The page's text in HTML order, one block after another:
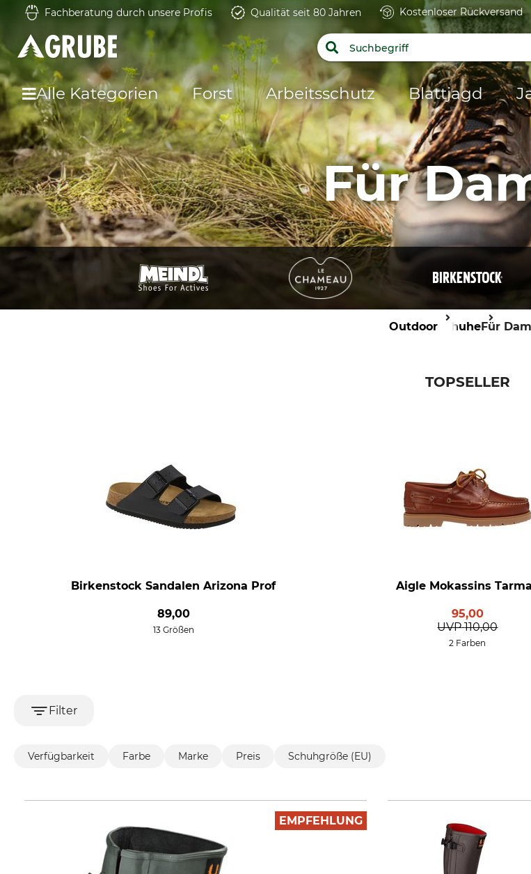
Fachberatung durch unsere Profis Qualität seit 80 Jahren Kostenloser Rückversand
Alle Kategorien Forst Arbeitsschutz Blattjagd
Für
Outdoor SchuheFür
TOPSELLER
Birkenstock Sandalen Arizona Prof
89,00
13 Größen
Aigle Mokassins
95,00
UVP 110,00
2 Farben
Filter
Verfügbarkeit Farbe Marke Preis Schuhgröße (EU)
EMPFEHLUNG